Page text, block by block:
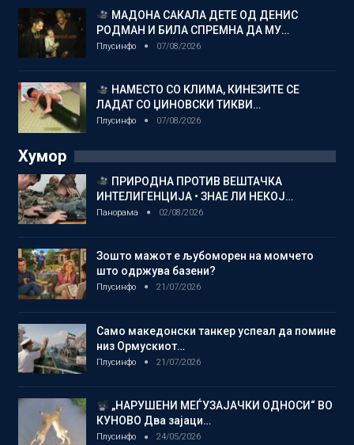
МАДОНА САКАЛА ДЕТЕ ОД ДЕНИС
РОДМАН И БИЛА СПРЕМНА ДА МУ…
Плусинфо 07/08/2026
НАМЕСТО СО КЛИМА, КИНЕЗИТЕ СЕ
ЛАДАТ СО ЏИНОВСКИ ТИКВИ…
Плусинфо 07/08/2026
Хумор
ПРИРОДНА ПРОТИВ ВЕШТАЧКА
ИНТЕЛИГЕНЦИЈА • ЗНАЕ ЛИ НЕКОЈ…
Панорама 02/08/2026
Зошто мажот е љубоморен на момчето
што одржува базени?
Плусинфо 21/07/2026
Само македонски танкер успеал да помине
низ Ормускиот…
Плусинфо 21/07/2026
„НАРУШЕНИ МЕЃУЗАЈАЧКИ ОДНОСИ“ ВО
КУНОВО Два зајаци…
Плусинфо 24/05/2026